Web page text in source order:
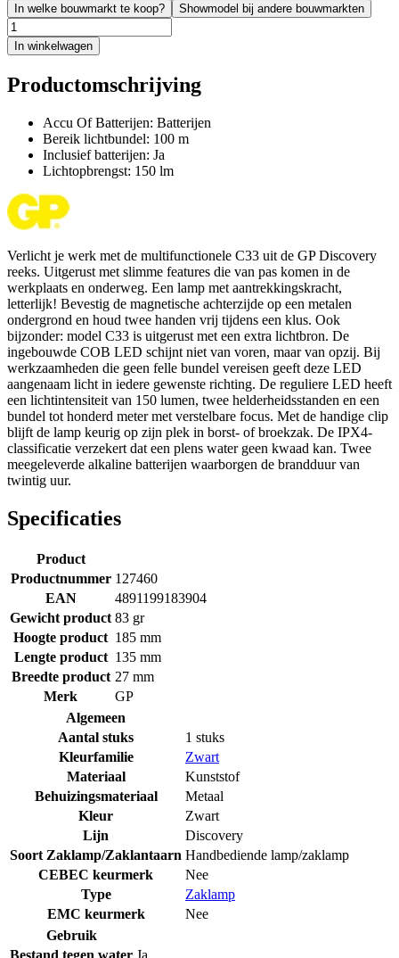
In welke bouwmarkt te koop? Showmodel bij andere bouwmarkten
In winkelwagen
Productomschrijving
Accu Of Batterijen: Batterijen
Bereik lichtbundel: 100 m
Inclusief batterijen: Ja
Lichtopbrengst: 150 lm
Verlicht je werk met de multifunctionele C33 uit de GP Discovery
reeks. Uitgerust met slimme features die van pas komen in de
werkplaats en onderweg. Een lamp met aantrekkingskracht,
letterlijk! Bevestig de magnetische achterzijde op een metalen
ondergrond en houd twee handen vrij tijdens een klus. Ook
bijzonder: model C33 is uitgerust met een extra lichtbron. De
ingebouwde COB LED schijnt niet van voren, maar van opzij. Bij
werkzaamheden die geen felle bundel vereisen geeft deze LED
aangenaam licht in iedere gewenste richting. De reguliere LED heeft
een lichtintensiteit van 150 lumen, twee helderheidsstanden en een
bundel tot honderd meter met verstelbare focus. Met de handige clip
blijft de lamp keurig op zijn plek in borst- of broekzak. De IPX4-
classificatie verzekert dat een plens water geen kwaad kan. Twee
meegeleverde alkaline batterijen waarborgen de brandduur van
twintig uur.
Specificaties
Product
Productnummer 127460
EAN
4891199183904
Gewicht product 83 gr
Hoogte product 185 mm
Lengte product 135 mm
Breedte product 27 mm
Merk
GP
Algemeen
Aantal stuks
1 stuks
Kleurfamilie
Zwart
Materiaal
Kunststof
Behuizingsmateriaal
Metaal
Kleur
Zwart
Lijn
Discovery
Soort Zaklamp/Zaklantaarn Handbediende lamp/zaklamp
CEBEC keurmerk
Nee
Type
Zaklamp
EMC keurmerk
Nee
Gebruik
Bestand tegen water Ja